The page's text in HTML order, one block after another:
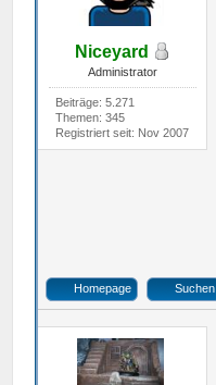
Niceyard
Administrator
Beiträge: 5.271
Themen: 345
Registriert seit: Nov 2007
Homepage Suchen